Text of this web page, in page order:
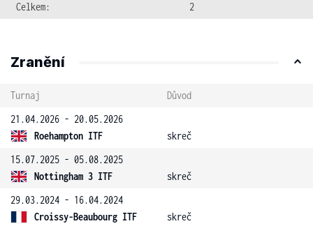
Celkem:
2
Zranění
Turnaj
Důvod
21.04.2026 - 20.05.2026
Roehampton ITF
skreč
15.07.2025 - 05.08.2025
Nottingham 3 ITF
skreč
29.03.2024 - 16.04.2024
Croissy-Beaubourg ITF
skreč